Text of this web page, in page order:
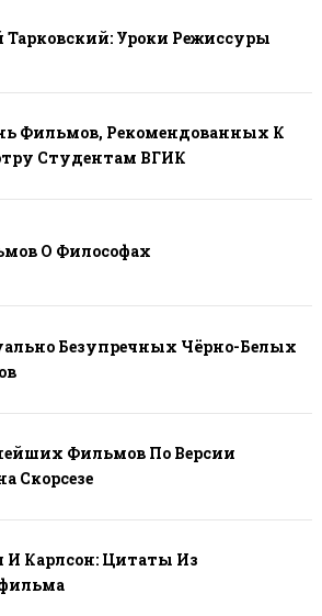
Тарковский: Уроки Режиссуры
Фильмов, Рекомендованных К
Студентам ВГИК
О Философах
Безупречных Чёрно-Белых
Фильмов По Версии
Скорсезе
Карлсон: Цитаты Из